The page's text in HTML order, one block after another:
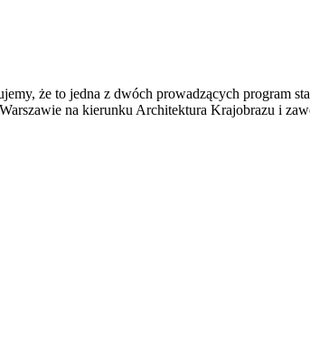
że to jedna z dwóch prowadzących program
na kierunku Architektura Krajobrazu i